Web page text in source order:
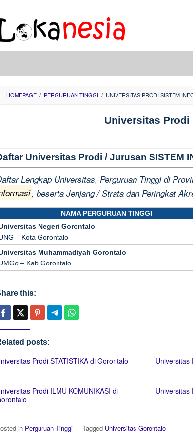
HOMEPAGE / PERGURUAN TINGGI / UNIVERSITAS PRODI SISTEM
Universitas Prodi
Universitas Prodi / Jurusan SISTEM
Lengkap Universitas, Perguruan Tinggi di
, beserta Jenjang / Strata dan Peringkat
NAMA PERGURUAN TINGGI
Negeri Gorontalo
– Kota Gorontalo
Muhammadiyah Gorontalo
– Kab Gorontalo
this:
posts:
Prodi STATISTIKA di Gorontalo Universitas
Prodi ILMU KOMUNIKASI di
Universitas
in Perguruan Tinggi Tagged Universitas Gorontalo